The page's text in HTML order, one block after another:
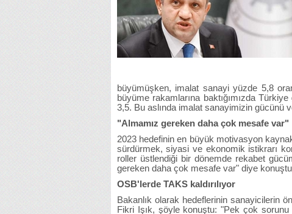
büyümüşken, imalat sanayi yüzde 5,8
büyüme rakamlarına baktığımızda
3,5. Bu aslında imalat sanayimizin gücünü
"Almamız gereken daha çok mesafe var"
2023 hedefinin en büyük motivasyon
sürdürmek, siyasi ve ekonomik istikrarı
roller üstlendiği bir dönemde rekabet
gereken daha çok mesafe var" diye
OSB'lerde TAKS kaldırılıyor
Bakanlık olarak hedeflerinin sanayicilerin
Fikri Işık, şöyle konuştu: "Pek çok sorunu